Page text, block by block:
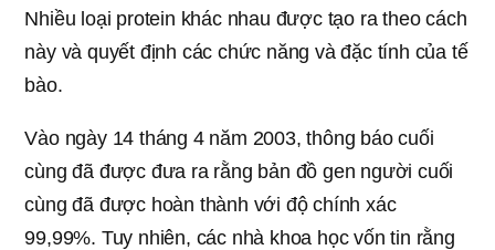
Nhiều loại protein khác nhau được tạo ra theo cách
này và quyết định các chức năng và đặc tính của tế
bào.
Vào ngày 14 tháng 4 năm 2003, thông báo cuối
cùng đã được đưa ra rằng bản đồ gen người cuối
cùng đã được hoàn thành với độ chính xác
99,99%. Tuy nhiên, các nhà khoa học vốn tin rằng